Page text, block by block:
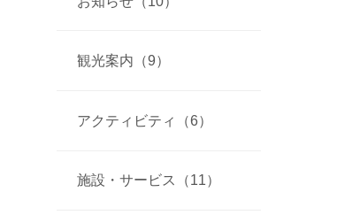
観光案内（9）
アクティビティ（6）
施設・サービス（11）